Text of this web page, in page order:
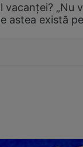
vacanței? „Nu
astea există